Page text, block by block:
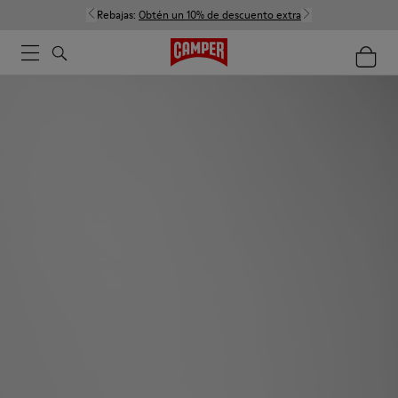
Rebajas: Obtén un 10% de descuento extra